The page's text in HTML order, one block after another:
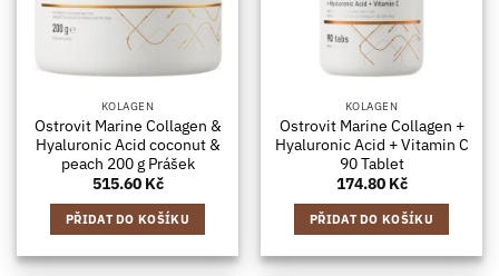
KOLAGEN
Ostrovit Marine Collagen &
Hyaluronic Acid coconut &
peach 200 g Prášek
515.60 Kč
PŘIDAT DO KOŠÍKU
KOLAGEN
Ostrovit Marine Collagen +
Hyaluronic Acid + Vitamin C
90 Tablet
174.80 Kč
PŘIDAT DO KOŠÍKU